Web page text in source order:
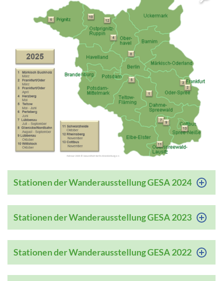
Stationen der Wanderausstellung GESA 2024
Stationen der Wanderausstellung GESA 2023
Stationen der Wanderausstellung GESA 2022